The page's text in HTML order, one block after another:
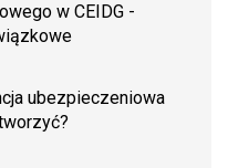
w CEIDG -
ubezpieczeniowa